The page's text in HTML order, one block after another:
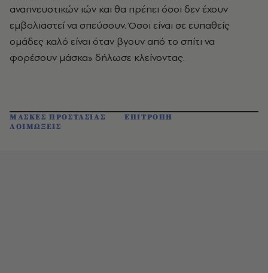
αναπνευστικών ιών και θα πρέπει όσοι δεν έχουν
εμβολιαστεί να σπεύσουν. Όσοι είναι σε ευπαθείς
ομάδες καλό είναι όταν βγουν από το σπίτι να
φορέσουν μάσκα» δήλωσε κλείνοντας.
ΜΑΣΚΕΣ ΠΡΟΣΤΑΣΙΑΣ
ΕΠΙΤΡΟΠΗ
ΛΟΙΜΩΞΕΙΣ